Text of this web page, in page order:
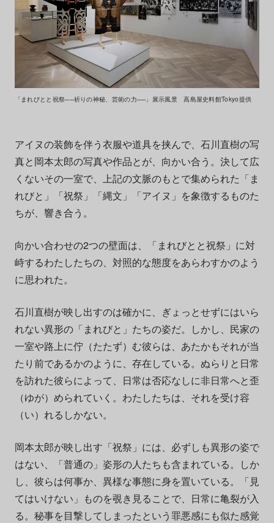
「まれびとと祝祭──祈りの神秘、芸術の力──」展示風景 高島屋史料館Tokyo提供
アイヌの装飾を伴う衣服や道具を挟んで、石川直樹の写
真と岡本太郎の写真や作品とが、向かい合う。決して広
くないその一室で、上記の文脈のもとで集められた「ま
れびと」「祝祭」「縄文」「アイヌ」を象徴するものた
ちが、響き合う。
向かい合わせの2つの壁面は、「まれびとと祝祭」に対
峙するわたしたちの、対照的な態度をあらわすかのよう
に思われた。
石川直樹が映し出すのは確かに、ぎょっとせずにはいら
れない異形の「まれびと」たちの姿だ。しかし、民家の
一室や路上に佇（たたず）む彼らは、あたかもそれが当
たり前であるかのように、存在している。ぬらりと日常
を訪れた彼らによって、日常は否応なしに非日常へと歪
（ゆが）められていく。わたしたちは、それを受け容
（い）れるしかない。
岡本太郎が映し出す「祝祭」には、必ずしも異形の姿で
はない、「普通の」姿形の人たちも含まれている。しか
し、彼らは何事か、異様な事態に身を置いている。「見
てはいけない」ものを覗き見ることで、日常に亀裂が入
る。秘事を目撃してしまったという罪悪感にも似た感覚